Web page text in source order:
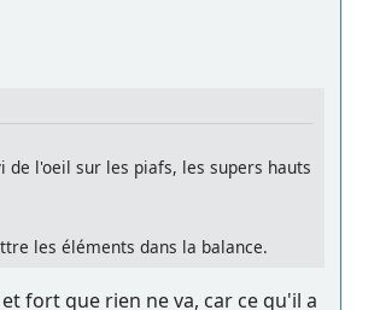
l'oeil sur les piafs, les supers hauts
les éléments dans la balance.
fort que rien ne va, car ce qu'il a